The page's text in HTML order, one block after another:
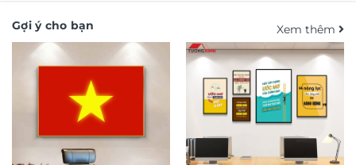
Gợi ý cho bạn Xem thêm